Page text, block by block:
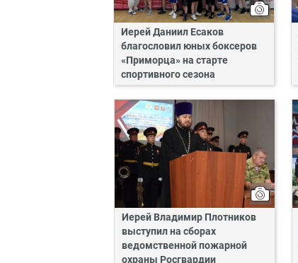
Иерей Даниил Есаков
благословил юных боксеров
«Приморца» на старте
спортивного сезона
Иерей Владимир Плотников
выступил на сборах
ведомственной пожарной
охраны Росгвардии